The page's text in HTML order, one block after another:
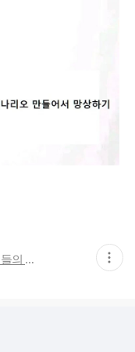
＊여성시대＊ 차분한 20대들의 알흠다운 공간 현
재